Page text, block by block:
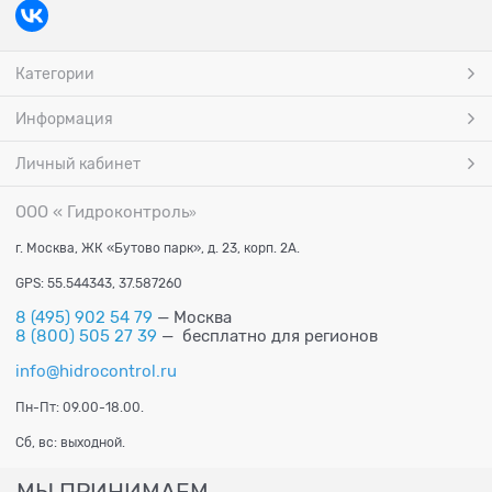
Категории
Информация
Личный кабинет
ООО « Гидроконтроль»
г. Москва, ЖК «Бутово парк», д. 23, корп. 2А.
GPS: 55.544343, 37.587260
8 (495) 902 54 79 — Москва
8 (800) 505 27 39 — бесплатно для регионов
info@hidrocontrol.ru
Пн-Пт: 09.00-18.00.
Сб, вс: выходной.